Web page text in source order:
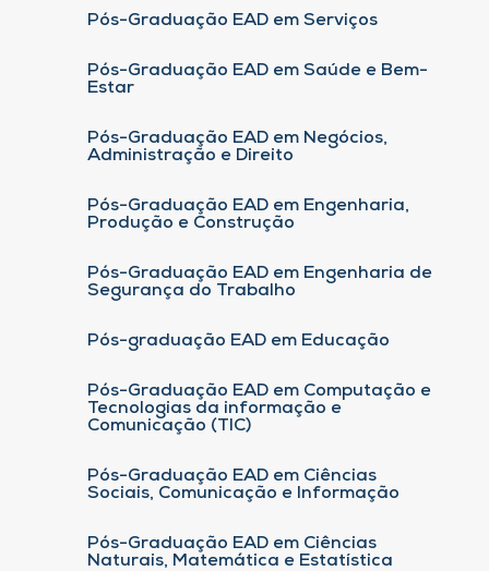
Pós-Graduação EAD em Serviços
Pós-Graduação EAD em Saúde e Bem-
Estar
Pós-Graduação EAD em Negócios,
Administração e Direito
Pós-Graduação EAD em Engenharia,
Produção e Construção
Pós-Graduação EAD em Engenharia de
Segurança do Trabalho
Pós-graduação EAD em Educação
Pós-Graduação EAD em Computação e
Tecnologias da informação e
Comunicação (TIC)
Pós-Graduação EAD em Ciências
Sociais, Comunicação e Informação
Pós-Graduação EAD em Ciências
Naturais, Matemática e Estatística